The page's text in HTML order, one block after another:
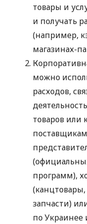
товары и
и получать
(например,
магазинах-
можно
расходов,
товаров или
программ),
запчасти)
по Украинее